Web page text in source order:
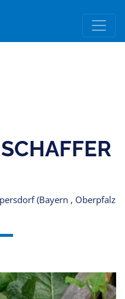
(Bayern , Oberpfalz